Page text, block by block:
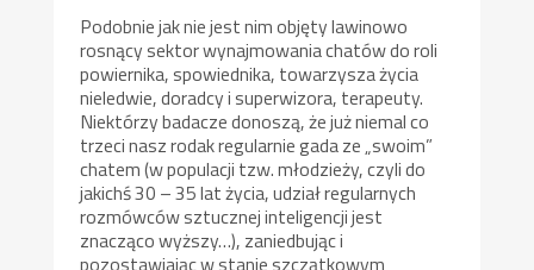
Podobnie jak nie jest nim objęty lawinowo
rosnący sektor wynajmowania chatów do roli
powiernika, spowiednika, towarzysza życia
nieledwie, doradcy i superwizora, terapeuty.
Niektórzy badacze donoszą, że już niemal co
trzeci nasz rodak regularnie gada ze „swoim”
chatem (w populacji tzw. młodzieży, czyli do
jakichś 30 – 35 lat życia, udział regularnych
rozmówców sztucznej inteligencji jest
znacząco wyższy…), zaniedbując i